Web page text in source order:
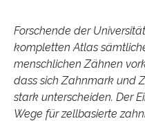
Forschende der
kompletten Atlas
menschlichen Zähnen
dass sich Zahnmark und
stark unterscheiden. Der
Wege für zellbasierte